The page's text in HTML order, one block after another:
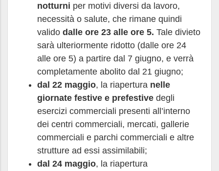
notturni per motivi diversi da lavoro,
necessità o salute, che rimane quindi
valido dalle ore 23 alle ore 5. Tale divieto
sarà ulteriormente ridotto (dalle ore 24
alle ore 5) a partire dal 7 giugno, e verrà
completamente abolito dal 21 giugno;
dal 22 maggio, la riapertura nelle
giornate festive e prefestive degli
esercizi commerciali presenti all’interno
dei centri commerciali, mercati, gallerie
commerciali e parchi commerciali e altre
strutture ad essi assimilabili;
dal 24 maggio, la riapertura